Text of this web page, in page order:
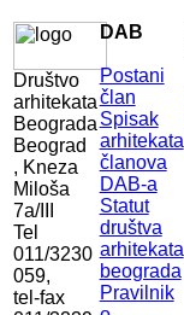
Društvo
arhitekata
Beograda
Beograd
, Kneza
Miloša
7a/III
Tel
011/3230
059,
tel-fax
DAB
Postani
član
Spisak
arhitekata
članova
DAB-a
Statut
društva
arhitekata
beograda
Pravilnik